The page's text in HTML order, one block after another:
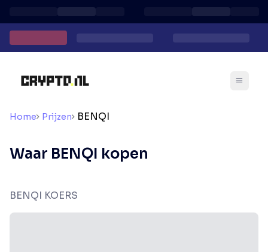
Home Prijzen BENQI
Waar BENQI kopen
BENQI KOERS